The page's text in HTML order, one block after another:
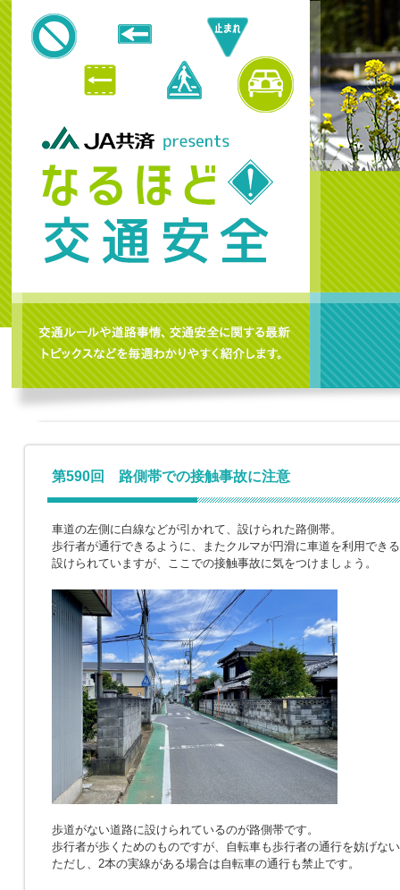
第590回 路側帯での接触事故に注意
車道の左側に白線などが引かれて、設けられた路側帯。
歩行者が通行できるように、またクルマが円滑に車道を利用でき
設けられていますが、ここでの接触事故に気をつけましょう。
歩道がない道路に設けられているのが路側帯です。
歩行者が歩くためのものですが、自転車も歩行者の通行を妨げな
ただし、2本の実線がある場合は自転車の通行も禁止です。